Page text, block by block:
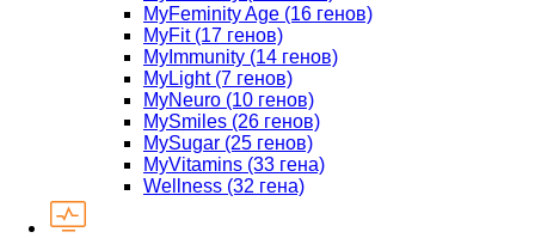
MyFeminity Age (16 генов)
MyFit (17 генов)
MyImmunity (14 генов)
MyLight (7 генов)
MyNeuro (10 генов)
MySmiles (26 генов)
MySugar (25 генов)
MyVitamins (33 гена)
Wellness (32 гена)